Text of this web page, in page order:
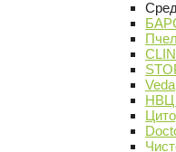
Veda
НВЦ